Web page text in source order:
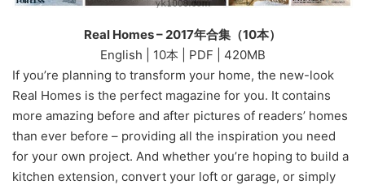
Real Homes – 2017年合集（10本）
English | 10本 | PDF | 420MB
If you’re planning to transform your home, the new-look
Real Homes is the perfect magazine for you. It contains
more amazing before and after pictures of readers’ homes
than ever before – providing all the inspiration you need
for your own project. And whether you’re hoping to build a
kitchen extension, convert your loft or garage, or simply